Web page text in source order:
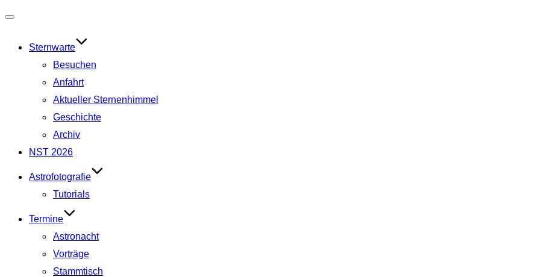
umschalten
Sternwarte
Besuchen
Anfahrt
Aktueller Sternenhimmel
Geschichte
Archiv
NST 2026
Astrofotografie
Tutorials
Termine
Astronacht
Vorträge
Stammtisch